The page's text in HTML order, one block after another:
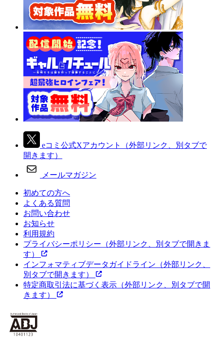
eコミ公式Xアカウント
（外部リンク、別タブで
開きます）
メールマガジン
初めての方へ
よくある質問
お問い合わせ
お知らせ
利用規約
プライバシーポリシー （外部リンク、別タブで開きま
す）
インフォマティブデータガイドライン （外部リンク、
別タブで開きます）
特定商取引法に基づく表示 （外部リンク、別タブで開
きます）